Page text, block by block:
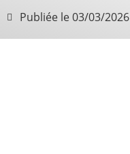
Publiée le03/03/2026